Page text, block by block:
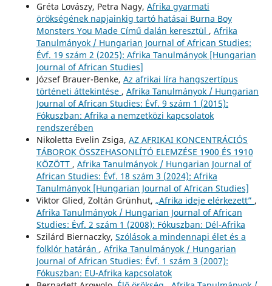
Gréta Lovászy, Petra Nagy, Afrika gyarmati
örökségének napjainkig tartó hatásai Burna Boy
Monsters You Made Című dalán keresztül , Afrika
Tanulmányok / Hungarian Journal of African Studies:
Évf. 19 szám 2 (2025): Afrika Tanulmányok [Hungarian
Journal of African Studies]
József Brauer-Benke, Az afrikai líra hangszertípus
történeti áttekintése , Afrika Tanulmányok / Hungarian
Journal of African Studies: Évf. 9 szám 1 (2015):
Fókuszban: Afrika a nemzetközi kapcsolatok
rendszerében
Nikoletta Evelin Zsiga, AZ AFRIKAI KONCENTRÁCIÓS
TÁBOROK ÖSSZEHASONLÍTÓ ELEMZÉSE 1900 ÉS 1910
KÖZÖTT , Afrika Tanulmányok / Hungarian Journal of
African Studies: Évf. 18 szám 3 (2024): Afrika
Tanulmányok [Hungarian Journal of African Studies]
Viktor Glied, Zoltán Grünhut, „Afrika ideje elérkezett” ,
Afrika Tanulmányok / Hungarian Journal of African
Studies: Évf. 2 szám 1 (2008): Fókuszban: Dél-Afrika
Szilárd Biernaczky, Szólások a mindennapi élet és a
folklór határán , Afrika Tanulmányok / Hungarian
Journal of African Studies: Évf. 1 szám 3 (2007):
Fókuszban: EU-Afrika kapcsolatok